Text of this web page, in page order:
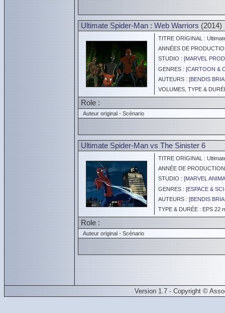
Ultimate Spider-Man : Web Warriors (2014)
TITRE ORIGINAL :
ANNÉES DE
STUDIO : [MARVEL
GENRES : [CARTOON &
AUTEURS : [BENDIS
VOLUMES, TYPE &
Role :
Auteur original - Scénario
Ultimate Spider-Man vs The Sinister 6
TITRE ORIGINAL :
ANNÉE DE
STUDIO : [MARVEL
GENRES : [ESPACE &
AUTEURS : [BENDIS
TYPE & DURÉE : EPS 22
Role :
Auteur original - Scénario
Version 1.7 - Copyright ©